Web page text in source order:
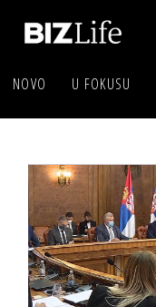
NOVO U FOKUSU